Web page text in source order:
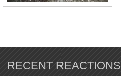
RECENT REACTIONS